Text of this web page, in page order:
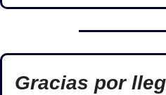
Gracias por